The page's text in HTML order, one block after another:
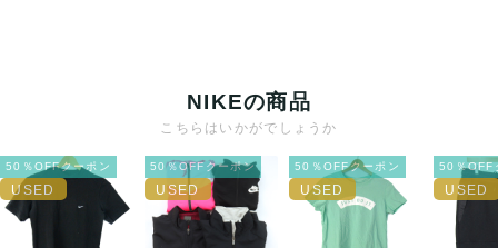
NIKEの商品
こちらはいかがでしょうか
50％OFFクーポン 50％OFFクーポン 50％OFFクーポン 50％OFF